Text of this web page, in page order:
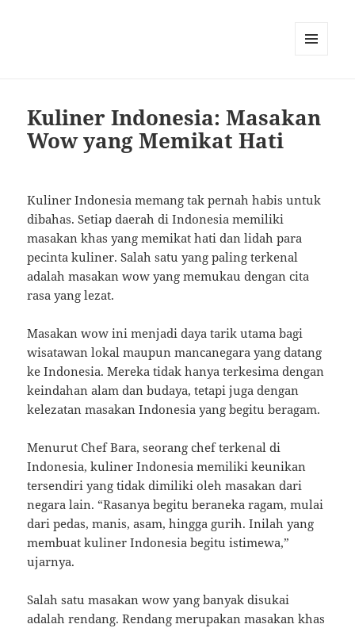
Kuliner Indonesia: Masakan
Wow yang Memikat Hati
Kuliner Indonesia memang tak pernah habis untuk
dibahas. Setiap daerah di Indonesia memiliki
masakan khas yang memikat hati dan lidah para
pecinta kuliner. Salah satu yang paling terkenal
adalah masakan wow yang memukau dengan cita
rasa yang lezat.
Masakan wow ini menjadi daya tarik utama bagi
wisatawan lokal maupun mancanegara yang datang
ke Indonesia. Mereka tidak hanya terkesima dengan
keindahan alam dan budaya, tetapi juga dengan
kelezatan masakan Indonesia yang begitu beragam.
Menurut Chef Bara, seorang chef terkenal di
Indonesia, kuliner Indonesia memiliki keunikan
tersendiri yang tidak dimiliki oleh masakan dari
negara lain. “Rasanya begitu beraneka ragam, mulai
dari pedas, manis, asam, hingga gurih. Inilah yang
membuat kuliner Indonesia begitu istimewa,”
ujarnya.
Salah satu masakan wow yang banyak disukai
adalah rendang. Rendang merupakan masakan khas